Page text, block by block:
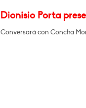
Dionisio Porta
Conversará con Concha